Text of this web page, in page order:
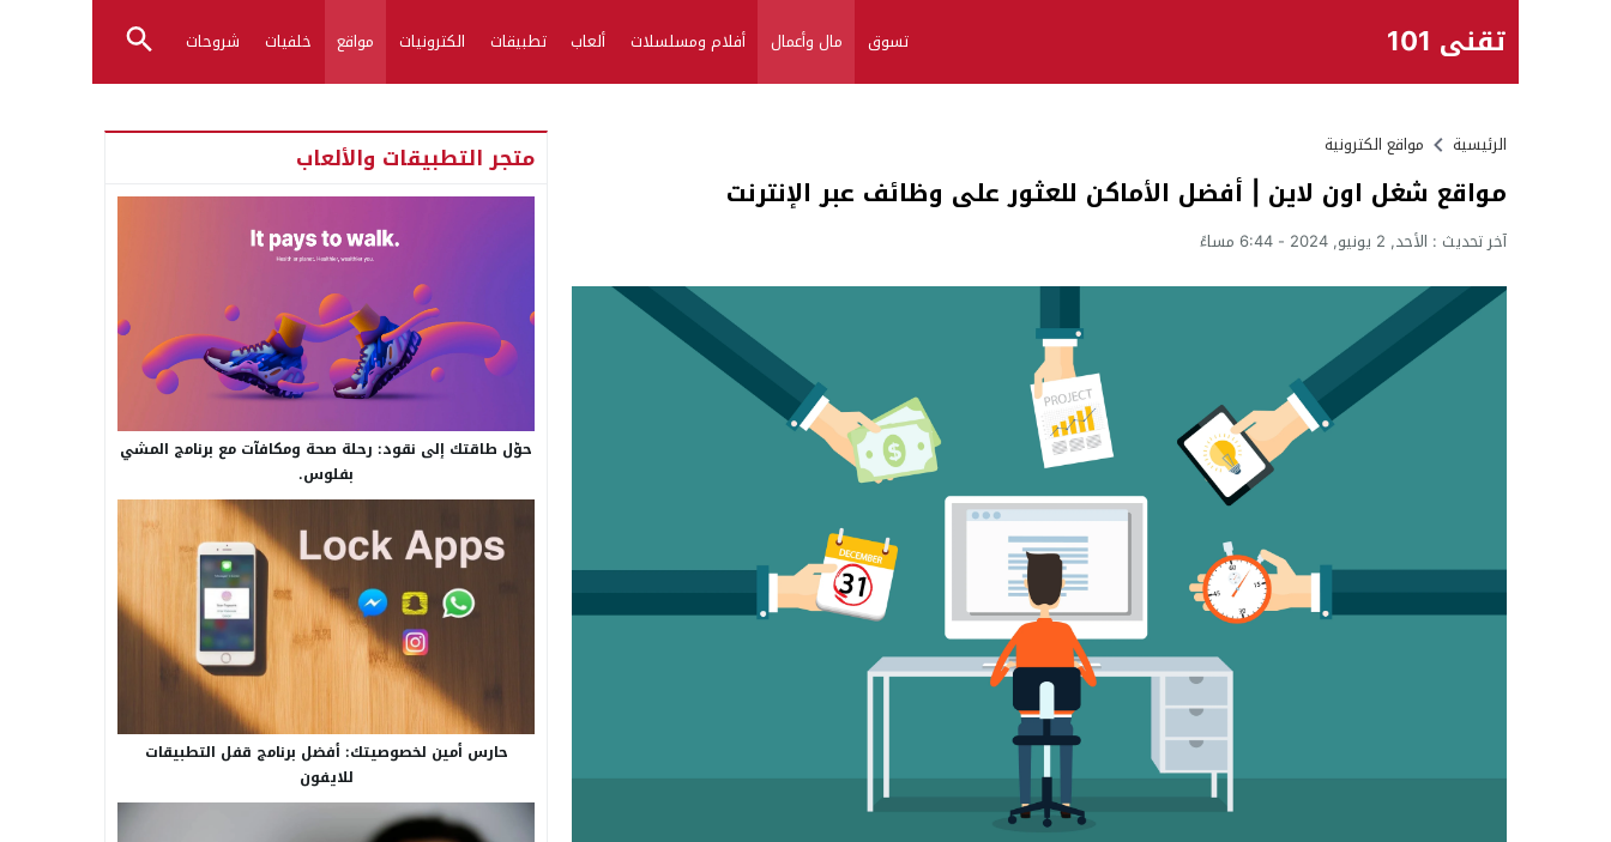
تقني 101 تسوق مال وأعمال أفلام ومسلسلات ألعاب تطبيقات الكترونيات مواقع خلفيات شروحات
الرئيسية مواقع الكترونية
مواقع شغل اون لاين | أفضل الأماكن للعثور على وظائف عبر الإنترنت
آخر تحديث : الأحد, 2 يونيو, 2024 - 6:44 مساءً
متجر التطبيقات والألعاب
حوّل طاقتك إلى نقود: رحلة صحة ومكافآت مع برنامج المشي
بفلوس.
حارس أمين لخصوصيتك: أفضل برنامج قفل التطبيقات
للايفون